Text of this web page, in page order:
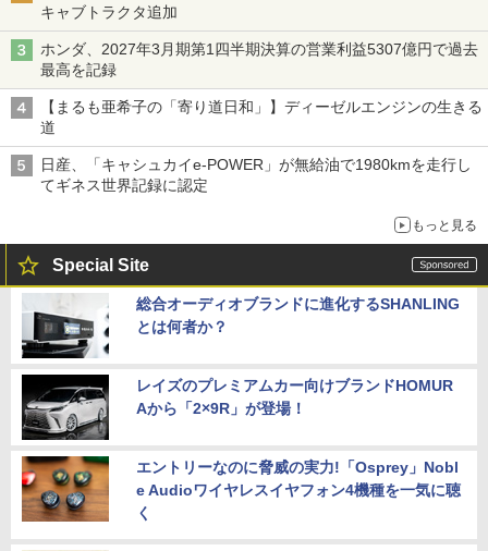
キャブトラクタ追加
ホンダ、2027年3月期第1四半期決算の営業利益5307億円で過去
最高を記録
【まるも亜希子の「寄り道日和」】ディーゼルエンジンの生きる
道
日産、「キャシュカイe-POWER」が無給油で1980kmを走行し
てギネス世界記録に認定
もっと見る
Special Site
総合オーディオブランドに進化するSHANLING
とは何者か？
レイズのプレミアムカー向けブランドHOMUR
Aから「2×9R」が登場！
エントリーなのに脅威の実力!「Osprey」Nobl
e Audioワイヤレスイヤフォン4機種を一気に聴
く